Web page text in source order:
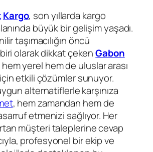
Kargo, son yıllarda kargo
büyük bir gelişim yaşadı.
taşımacılığın öncü
olarak dikkat çekenGabon
hem yerel hem de uluslar arası
etkili çözümler sunuyor.
alternatiflerle karşınıza
, hem zamandan hem de
etmenizi sağlıyor. Her
müşteri taleplerine cevap
profesyonel bir ekip ve